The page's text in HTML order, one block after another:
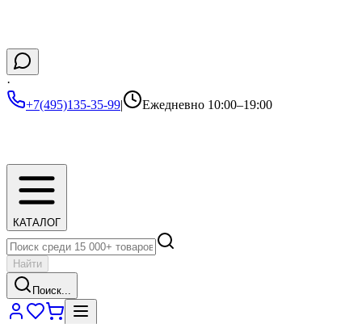
·
+7(495)135-35-99| Ежедневно 10:00–19:00
КАТАЛОГ
Найти
Поиск...